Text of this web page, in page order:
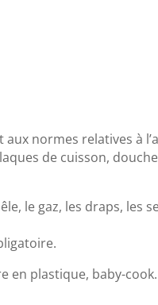
normes relatives à
de cuisson,
le gaz, les draps, les
plastique, baby-